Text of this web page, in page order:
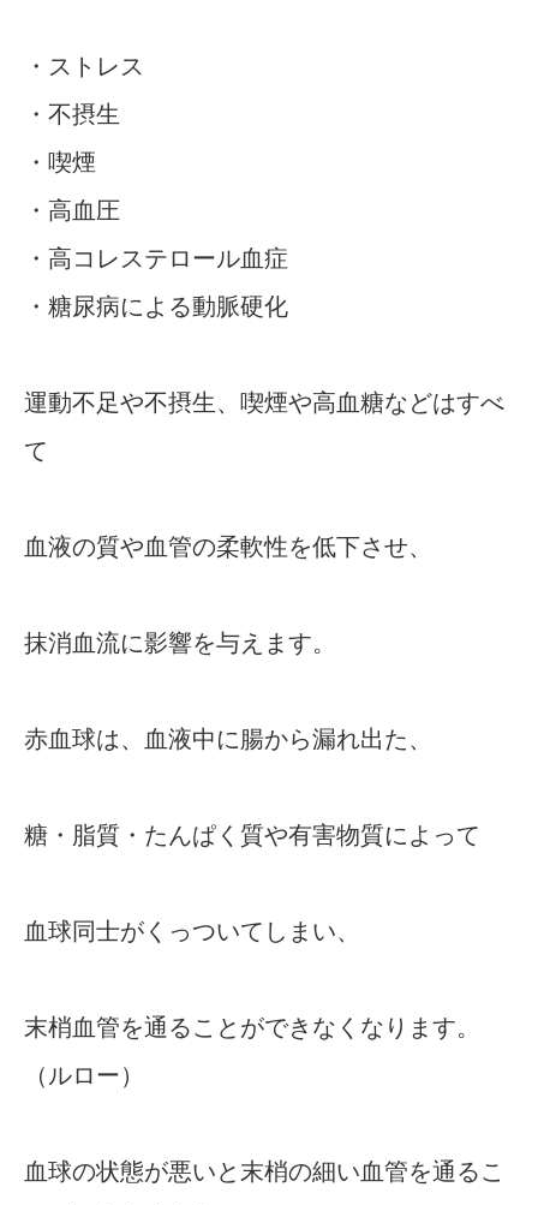
・ストレス
・不摂生
・喫煙
・高血圧
・高コレステロール血症
・糖尿病による動脈硬化
運動不足や不摂生、喫煙や高血糖などはすべ
て
血液の質や血管の柔軟性を低下させ、
抹消血流に影響を与えます。
赤血球は、血液中に腸から漏れ出た、
糖・脂質・たんぱく質や有害物質によって
血球同士がくっついてしまい、
末梢血管を通ることができなくなります。
（ルロー）
血球の状態が悪いと末梢の細い血管を通るこ